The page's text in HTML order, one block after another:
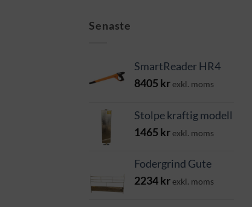
Senaste
SmartReader HR4
8405 krexkl. moms
Stolpe kraftig modell
1465 krexkl. moms
Fodergrind Gute
2234krexkl. moms